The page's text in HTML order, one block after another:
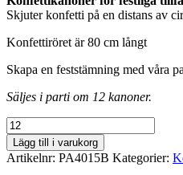
Skjuter konfetti på en distans av
Konfettiröret är 80 cm långt
Skapa en feststämning med våra
Säljes i parti om 12 kanoner.
Konfettikanon
-
7
meters
Lägg till i varukorg
Artikelnr: PA4015B Kategorier: